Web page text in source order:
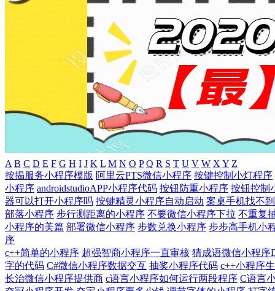
A B C D E F G H I J K L M N O P Q R S T U V W X Y Z
按揭服务小程序模版 阿里云PTS微信小程序 按键控制小灯程序
小程序 androidstudioAPP小程序代码 按钮防重小程序 按钮控制
器可以打开小程序吗 按键精灵小程序自动启动 案桌手机找不
部落小程序 步行测距离的小程序 不要微信小程序下拉 不重复
小程序的美篇 部署微信小程序 步数兑换小程序 步步高手机小
序
c++简单的小程序 超强智商小程序一直审核 猜成语微信小程序
字的代码 C#微信小程序数据交互 抽奖小程序代码 c++小程序
长治微信小程序提供商 c语言小程序如何运行两段程序 C语言